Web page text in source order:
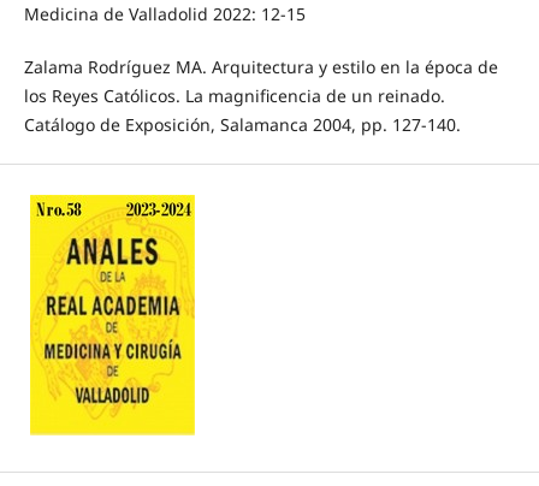
Medicina de Valladolid 2022: 12-15
Zalama Rodríguez MA. Arquitectura y estilo en la época de
los Reyes Católicos. La magnificencia de un reinado.
Catálogo de Exposición, Salamanca 2004, pp. 127-140.